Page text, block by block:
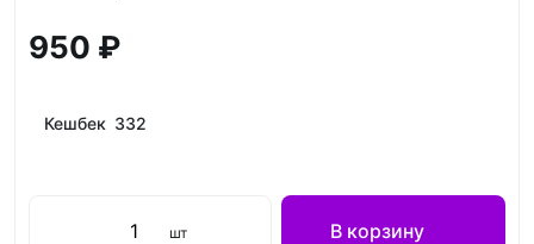
950 ₽
Кешбек 332
шт В корзину